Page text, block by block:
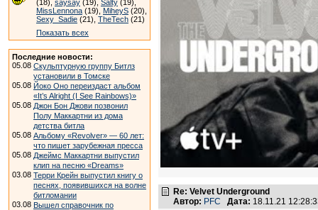
(18), saysay (19), Salty (19),
MissLennona (19), MiheyS (20),
Sexy_Sadie (21), TheTech (21)
Показать всех
Последние новости:
05.08 Скульптурную группу Битлз
установили в Томске
05.08 Йоко Оно переиздаст альбом
«It’s Alright (I See Rainbows)»
05.08 Джон Бон Джови позвонил
Полу Маккартни из дома
детства битла
05.08 Альбому «Revolver» — 60 лет:
что пишет зарубежная пресса
05.08 Джеймс Маккартни выпустил
клип на песню «Dreams»
03.08 Терри Крейн выпустил книгу о
песнях, появившихся на волне
битломании
03.08 Вышел справочник по
Re: Velvet Underground
Автор: PFC Дата: 18.11.21